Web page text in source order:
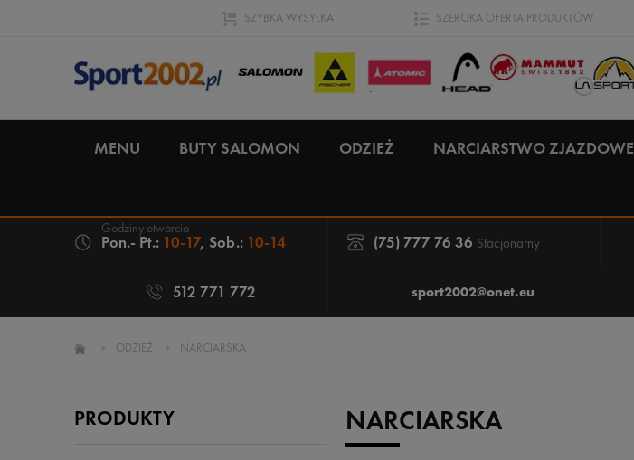
SZYBKA WYSYŁKA SZEROKA OFERTA PRODUKTÓW
MENU BUTY SALOMON ODZIEŻ NARCIARSTWO ZJAZDOWE
Pon.- Pt.: 10-17, Sob.: 10-14 (75) 777 76 36 Stacjonarny
512 771 772 sport2002@onet.eu
» ODZIEŻ » NARCIARSKA
PRODUKTY NARCIARSKA